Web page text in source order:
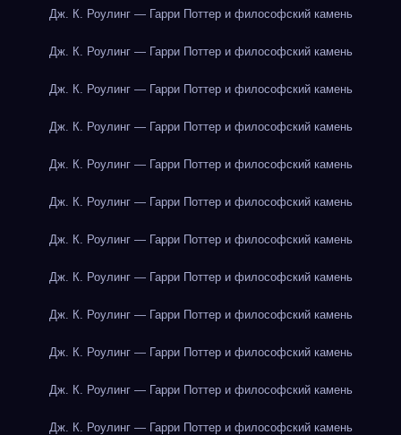
Дж. К. Роулинг — Гарри Поттер и философский камень
Дж. К. Роулинг — Гарри Поттер и философский камень
Дж. К. Роулинг — Гарри Поттер и философский камень
Дж. К. Роулинг — Гарри Поттер и философский камень
Дж. К. Роулинг — Гарри Поттер и философский камень
Дж. К. Роулинг — Гарри Поттер и философский камень
Дж. К. Роулинг — Гарри Поттер и философский камень
Дж. К. Роулинг — Гарри Поттер и философский камень
Дж. К. Роулинг — Гарри Поттер и философский камень
Дж. К. Роулинг — Гарри Поттер и философский камень
Дж. К. Роулинг — Гарри Поттер и философский камень
Дж. К. Роулинг — Гарри Поттер и философский камень